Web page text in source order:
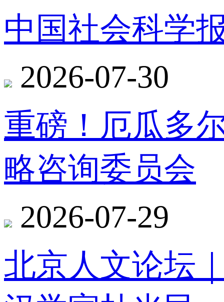
中国社会科学
2026-07-30
重磅！厄瓜多
略咨询委员会
2026-07-29
北京人文论坛